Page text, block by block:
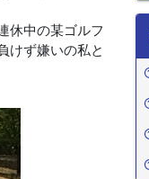
休中の某ゴルフ
けず嫌いの私と